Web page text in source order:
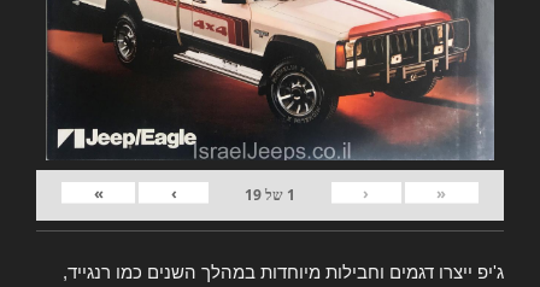
«
‹
1 של19
›
»
ג'יפ ייצרו דגמים וחבילות מיוחדות במהלך השנים כמו רנגייד,